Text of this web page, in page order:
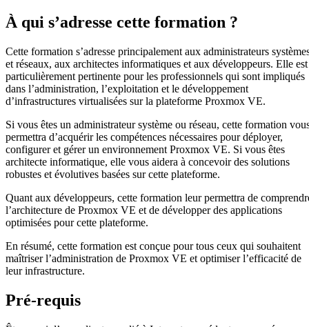
À qui s’adresse cette formation ?
Cette formation s’adresse principalement aux administrateurs
et réseaux, aux architectes informatiques et aux développeurs. Elle est
particulièrement pertinente pour les professionnels qui sont impliqués
dans l’administration, l’exploitation et le développement
d’infrastructures virtualisées sur la plateforme Proxmox VE.
Si vous êtes un administrateur système ou réseau, cette formation
permettra d’acquérir les compétences nécessaires pour déployer,
configurer et gérer un environnement Proxmox VE. Si vous êtes
architecte informatique, elle vous aidera à concevoir des solutions
robustes et évolutives basées sur cette plateforme.
Quant aux développeurs, cette formation leur permettra de
l’architecture de Proxmox VE et de développer des applications
optimisées pour cette plateforme.
En résumé, cette formation est conçue pour tous ceux qui souhaitent
maîtriser l’administration de Proxmox VE et optimiser l’efficacité de
leur infrastructure.
Pré-requis